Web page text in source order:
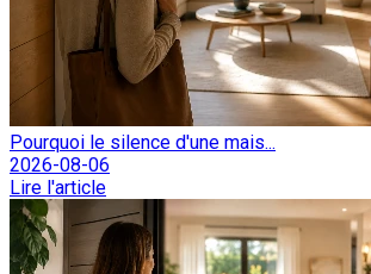
Pourquoi le silence d'une mais...
2026-08-06
Lire l'article